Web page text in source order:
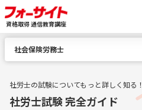
資格取得 通信教育講座
社労士の試験についてもっと詳しく知る！
社労士試験 完全ガイド
社会保険労務士